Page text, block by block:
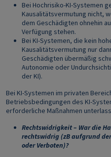
Bei Hochrisiko-KI-Systemen
Kausalitätsvermutung nicht,
dem Geschädigten ohnehin
Verfügung stehen.
Bei KI-Systemen, die kein
Kausalitätsvermutung nur
Geschädigten übermäßig
Autonomie oder
der KI).
Bei KI-Systemen im privaten
Betriebsbedingungen des KI-
erforderliche Maßnahmen
Rechtswidrigkeit – War die
rechtswidrig (zB aufgrund
oder Verboten)?